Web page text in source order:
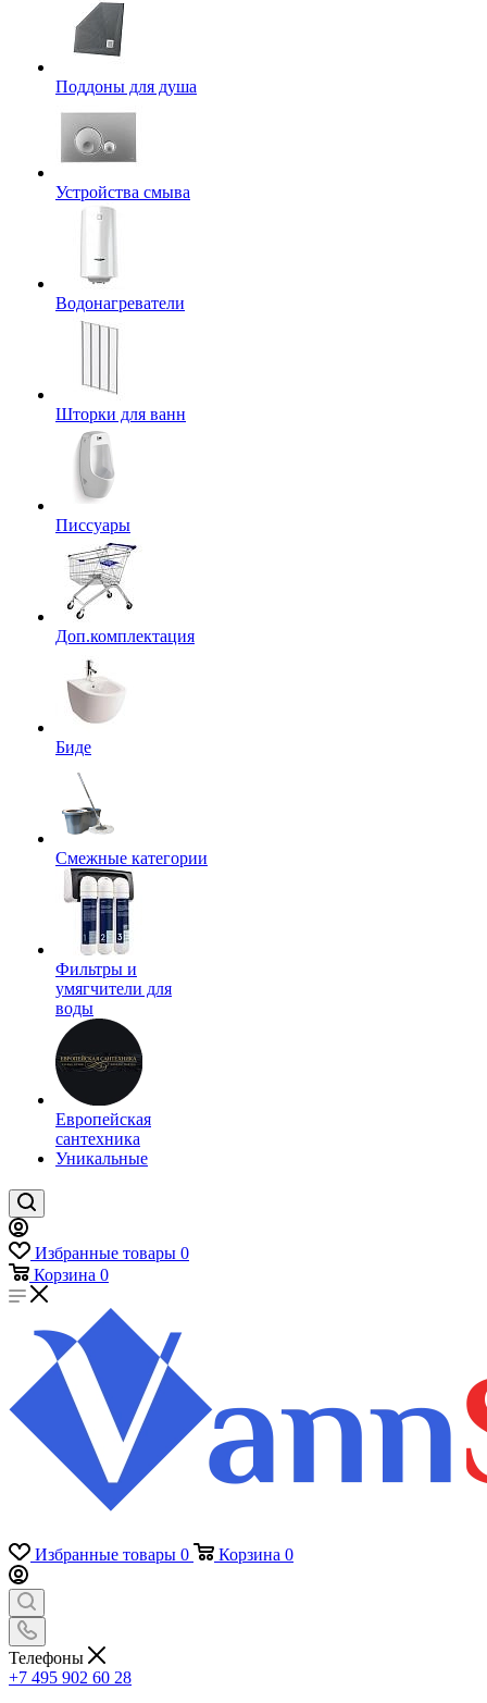
Поддоны для душа
Устройства смыва
Водонагреватели
Шторки для ванн
Писсуары
Доп.комплектация
Биде
Смежные категории
Фильтры и
умягчители для
воды
Европейская
сантехника
Уникальные
Избранные товары 0
Корзина 0
Избранные товары 0 Корзина 0
Телефоны
+7 495 902 60 28